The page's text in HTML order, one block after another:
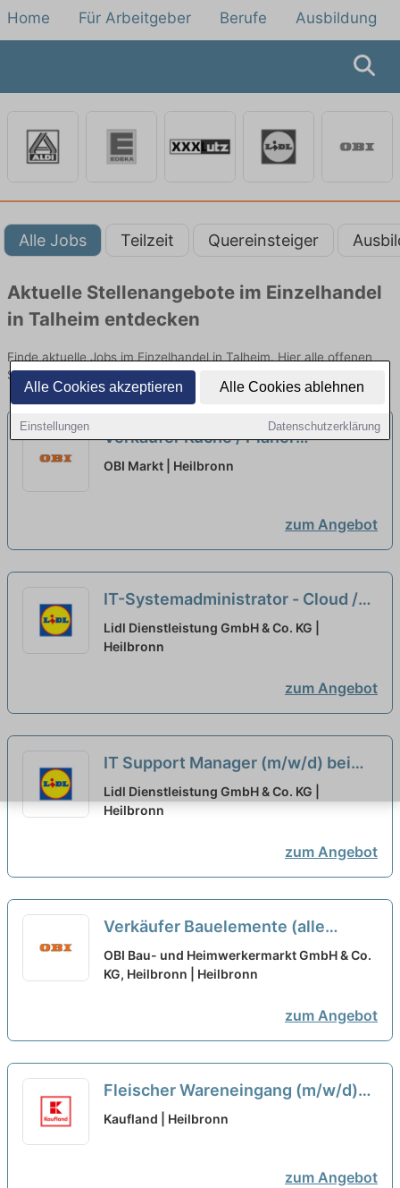
Alle Cookies akzeptieren Alle Cookies ablehnen
Einstellungen Datenschutzerklärung
Home Für Arbeitgeber Berufe Ausbildung
Alle Jobs Teilzeit Quereinsteiger
Aktuelle Stellenangebote im Einzelhandel
in Talheim entdecken
Finde aktuelle Jobs im Einzelhandel in Talheim. Hier alle offenen
Stellenangebote im Verkauf, Vertrieb und Handel vergleichen.
Verkäufer Küche / Planer
Schwerpunkt Küche (m/w/d)
OBI Markt | Heilbronn
zum Angebot
IT-Systemadministrator - Cloud /
IT-Security (m/w/d) bei Workwise
GmbH ausgewählt
Lidl Dienstleistung GmbH & Co. KG |
Heilbronn
zum Angebot
IT Support Manager (m/w/d) bei
tempster GmbH ausgewählt
Lidl Dienstleistung GmbH & Co. KG |
Heilbronn
zum Angebot
Verkäufer Bauelemente (alle
Geschlechter) neu
OBI Bau- und Heimwerkermarkt GmbH & Co.
KG, Heilbronn | Heilbronn
zum Angebot
Fleischer Wareneingang (m/w/d)
neu
Kaufland | Heilbronn
zum Angebot